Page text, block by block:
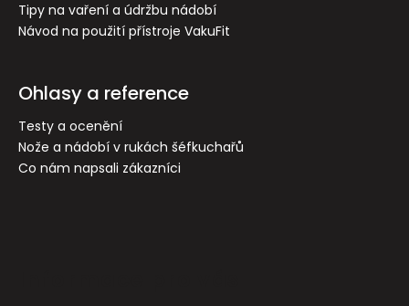
Tipy na vaření a údržbu nádobí
Návod na použití přístroje VakuFit
Ohlasy a reference
Testy a ocenění
Nože a nádobí v rukách šéfkuchařů
Co nám napsali zákazníci